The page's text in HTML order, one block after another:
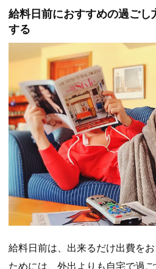
給料日前におすすめの過ご
する
給料日前は、出来るだけ出費を
ためには、外出よりも自宅で過